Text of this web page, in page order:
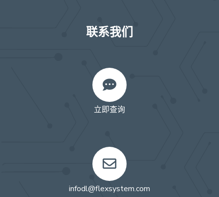
联系我们
立即查询
infodl@flexsystem.com